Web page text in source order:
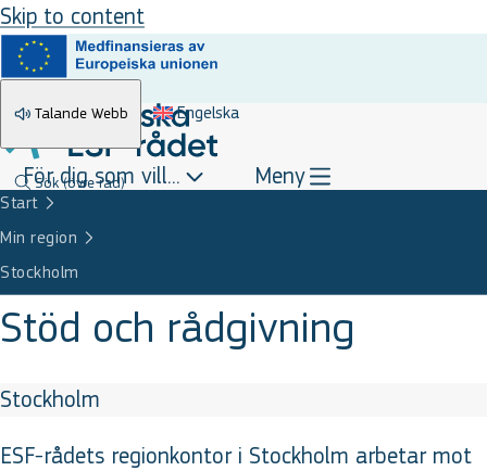
Skip to content
Talande Webb Engelska
Sök(övre rad)
För dig som vill... Meny
Start
Min region
Stockholm
Stöd och rådgivning
Stockholm
ESF-rådets regionkontor i Stockholm arbetar mot